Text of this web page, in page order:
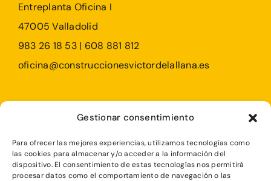
Gestionar consentimiento
Para ofrecer las mejores experiencias, utilizamos tecnologías como
las cookies para almacenar y/o acceder a la información del
dispositivo. El consentimiento de estas tecnologías nos permitirá
procesar datos como el comportamiento de navegación o las
Entreplanta Oficina I
47005 Valladolid
983 26 18 53 | 608 881 812
oficina@construccionesvictordelallana.es
Rehabilitaciones